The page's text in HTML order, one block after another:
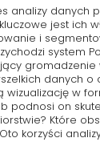
analizy danych
jest ich
i
system
gromadzenie
danych o
wizualizację w
podnosi on
Które
korzyści